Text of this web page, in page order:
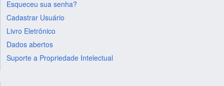
Esqueceu sua senha?
Cadastrar Usuário
Livro Eletrônico
Dados abertos
Suporte a Propriedade Intelectual